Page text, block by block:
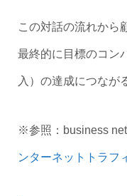
この対話の流れから
最終的に目標のコン
入）の達成につなが
※参照：business
ンターネットトラフ